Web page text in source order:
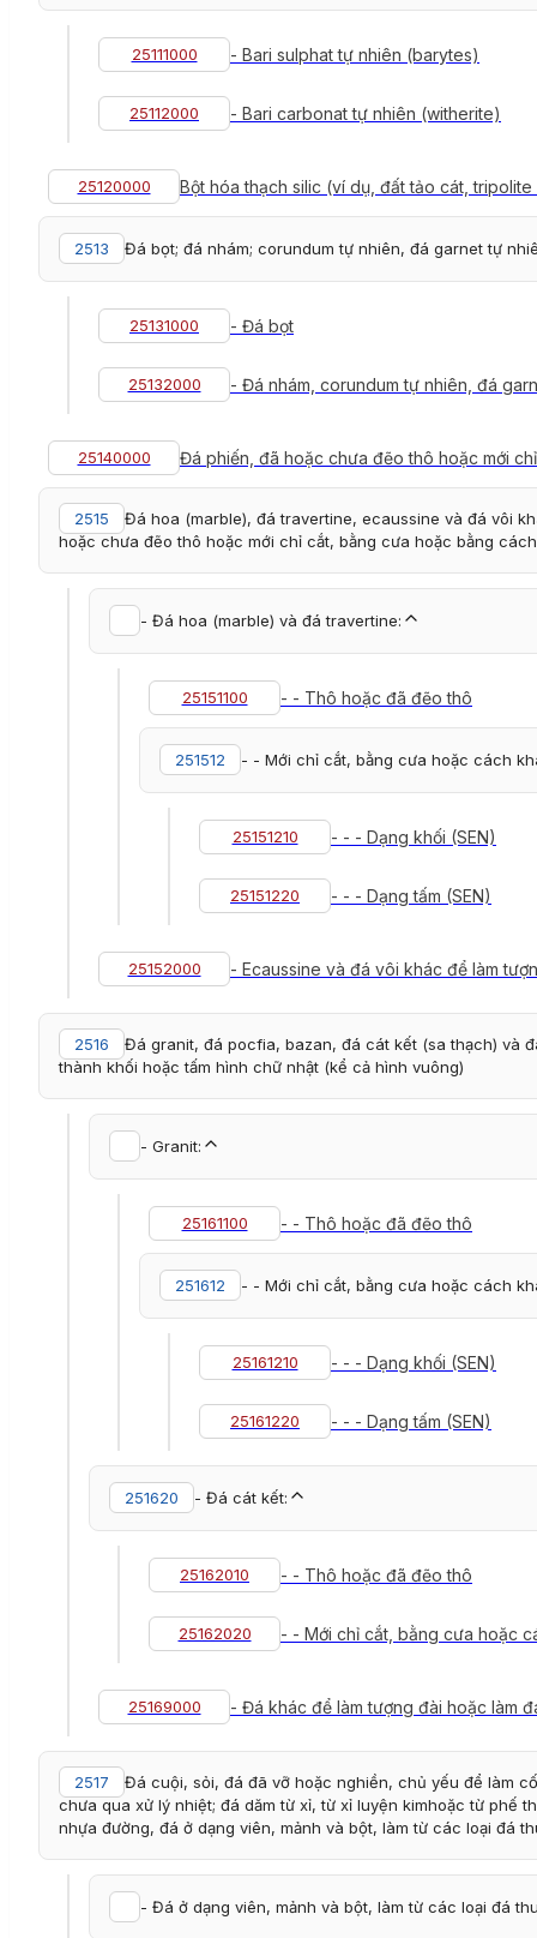
25111000 - Bari sulphat tự nhiên (barytes)
25112000 - Bari carbonat tự nhiên (witherite)
25120000 Bột hóa thạch silic (ví dụ, đất tảo cát,
2513 Đá bọt; đá nhám; corundum tự nhiên, đá garnet tự
25131000 - Đá bọt
25132000 - Đá nhám, corundum tự nhiên, đá
25140000 Đá phiến, đã hoặc chưa đẽo thô hoặc mới
2515
Đá hoa (marble), đá travertine, ecaussine và đá vôi
hoặc chưa đẽo thô hoặc mới chỉ cắt, bằng cưa hoặc bằng
- Đá hoa (marble) và đá travertine:
25151100 - - Thô hoặc đã đẽo thô
251512 - - Mới chỉ cắt, bằng cưa hoặc cách
25151210 - - - Dạng khối (SEN)
25151220 - - - Dạng tấm (SEN)
25152000 - Ecaussine và đá vôi khác để làm
2516
Đá granit, đá pocfia, bazan, đá cát kết (sa thạch) và
thành khối hoặc tấm hình chữ nhật (kể cả hình vuông)
- Granit:
25161100 - - Thô hoặc đã đẽo thô
251612 - - Mới chỉ cắt, bằng cưa hoặc cách
25161210 - - - Dạng khối (SEN)
25161220 - - - Dạng tấm (SEN)
251620 - Đá cát kết:
25162010 - - Thô hoặc đã đẽo thô
25162020 - - Mới chỉ cắt, bằng cưa hoặc
25169000 - Đá khác để làm tượng đài hoặc làm
2517
Đá cuội, sỏi, đá đã vỡ hoặc nghiền, chủ yếu để làm
chưa qua xử lý nhiệt; đá dăm từ xỉ, từ xỉ luyện kimhoặc từ phế
nhựa đường, đá ở dạng viên, mảnh và bột, làm từ các loại đá
- Đá ở dạng viên, mảnh và bột, làm từ các loại đá